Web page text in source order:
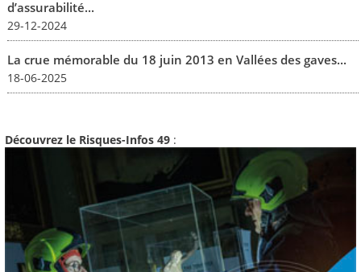
d’assurabilité...
29-12-2024
La crue mémorable du 18 juin 2013 en Vallées des gaves...
18-06-2025
Découvrez le Risques-Infos 49 :